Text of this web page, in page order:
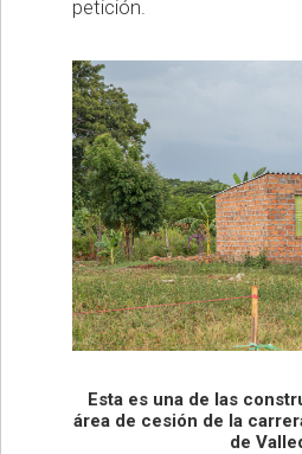
petición.
Esta es una de las
área de cesión de la
de